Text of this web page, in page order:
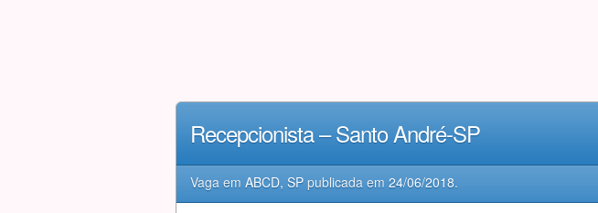
Recepcionista – Santo André-SP
Vaga em ABCD, SP publicada em 24/06/2018.